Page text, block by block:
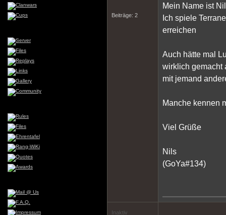
Beiträge: 2
Mein Name ist
Ich spiele
erreichen
Auch hätte mal
wirklich gemacht
mit jemand
Manche kennen
Viel Grüße
Nils
(GoYa#134)
Inaktiv